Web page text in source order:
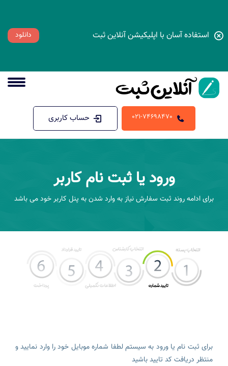
استفاده آسان با اپلیکیشن آنلاین ثبت دانلود
021-74698470 حساب کاربری
ورود یا ثبت نام کاربر
برای ادامه روند ثبت سفارش نیاز به وارد شدن به پنل کاربر خود می باشد
برای ثبت نام یا ورود به سیستم لطفا شماره موبایل خود را وارد نمایید و
منتظر دریافت کد تایید باشید